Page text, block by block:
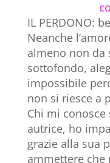
IL PERDONO:
Neanche
almeno non da
sottofondo,
impossibile
non si riesce a
Chi mi conosce
autrice, ho
grazie alla sua
ammettere